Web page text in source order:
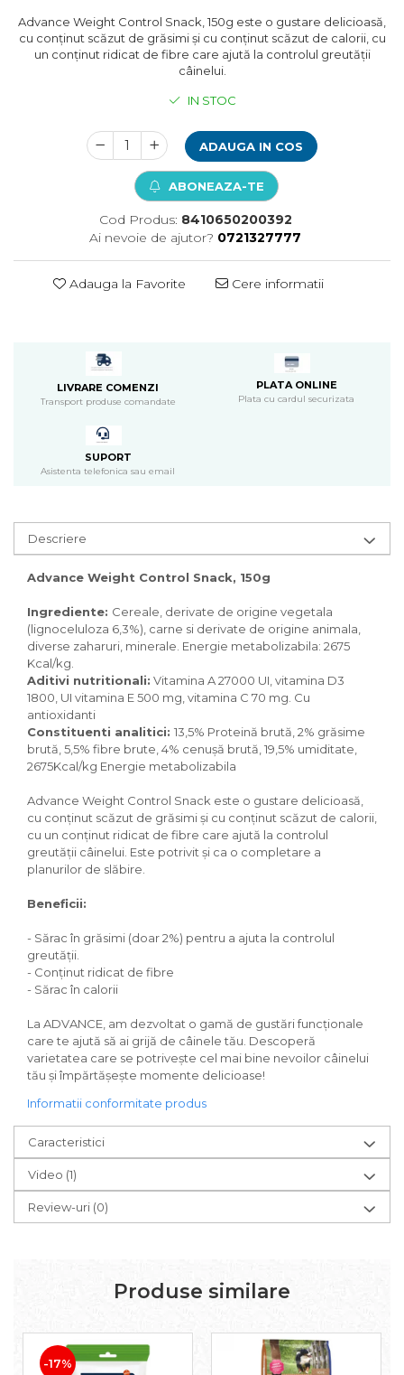
Pompa apa acvariu
Lampa pentru acvariu
Neoane si LED-uri pentru acvarii
Sterilizator acvariu
Curatare acvarii
Accesorii acvarii
Piese de schimb
Pasari
Colivii pentru pasari
Hrana pasari
Igiena rozatoare
Reptile
Igiena reptile
Decoruri terarii
Incalzitoare si pompe terarii
Solutii iluminat terarii
Lampi terarii
Suplimente vitamino minerale
reptile
Accesorii diverse terarii
Igiena Iazuri
Conditioner apa iaz
Hrana pesti iazuri
Filtre iaz
Incalzitor Iaz
Accesorii iaz
Cai
Toaletare cai
Casti echitatie
Accesorii cai
Advance Weight Control Snack, 150g este o gustare delicioasă,
cu conținut scăzut de grăsimi și cu conținut scăzut de calorii, cu
un conținut ridicat de fibre care ajută la controlul greutății
câinelui.
IN STOC
ADAUGA IN COS
ABONEAZA-TE
Cod Produs: 8410650200392
Ai nevoie de ajutor? 0721327777
Adauga la Favorite Cere informatii
LIVRARE COMENZI
Transport produse comandate
PLATA ONLINE
Plata cu cardul securizata
SUPORT
Asistenta telefonica sau email
Descriere
Advance Weight Control Snack, 150g
Ingrediente: Cereale, derivate de origine vegetala
(lignoceluloza 6,3%), carne si derivate de origine animala,
diverse zaharuri, minerale. Energie metabolizabila: 2675
Kcal/kg.
Aditivi nutritionali: Vitamina A 27000 UI, vitamina D3
1800, UI vitamina E 500 mg, vitamina C 70 mg. Cu
antioxidanti
Constituenti analitici: 13,5% Proteină brută, 2% grăsime
brută, 5,5% fibre brute, 4% cenușă brută, 19,5% umiditate,
2675Kcal/kg Energie metabolizabila
Advance Weight Control Snack este o gustare delicioasă,
cu conținut scăzut de grăsimi și cu conținut scăzut de calorii,
cu un conținut ridicat de fibre care ajută la controlul
greutății câinelui. Este potrivit și ca o completare a
planurilor de slăbire.
Beneficii:
- Sărac în grăsimi (doar 2%) pentru a ajuta la controlul
greutății.
- Conținut ridicat de fibre
- Sărac în calorii
La ADVANCE, am dezvoltat o gamă de gustări funcționale
care te ajută să ai grijă de câinele tău. Descoperă
varietatea care se potrivește cel mai bine nevoilor câinelui
tău și împărtășește momente delicioase!
Informatii conformitate produs
Caracteristici
Video (1)
Review-uri (0)
Produse similare
-17%